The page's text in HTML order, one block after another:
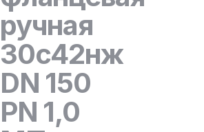
ручная
30с42нж
DN 150
PN 1,0